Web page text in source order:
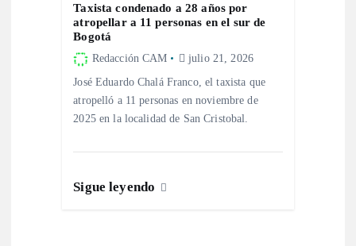
Taxista condenado a 28 años por
atropellar a 11 personas en el sur de
Bogotá
Redacción CAM julio 21, 2026
José Eduardo Chalá Franco, el taxista que
atropelló a 11 personas en noviembre de
2025 en la localidad de San Cristobal.
Sigue leyendo